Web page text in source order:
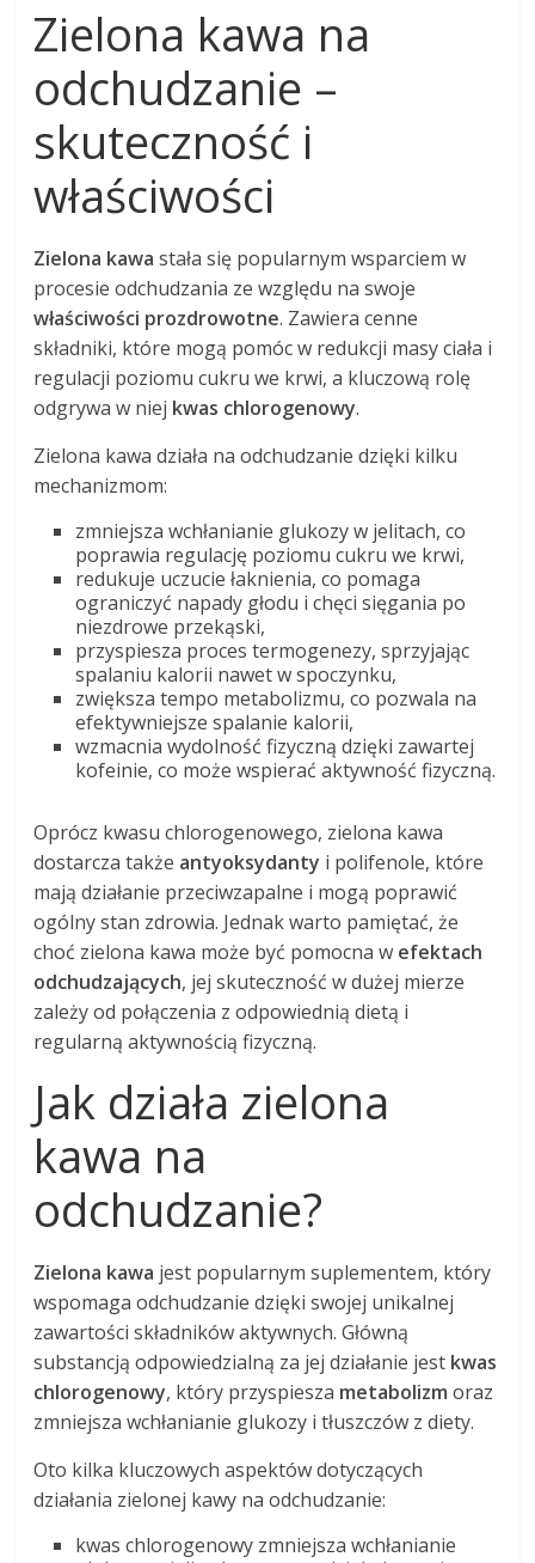
Zielona kawa na
odchudzanie –
skuteczność i
właściwości
Zielona kawa stała się popularnym wsparciem w
procesie odchudzania ze względu na swoje
właściwości prozdrowotne. Zawiera cenne
składniki, które mogą pomóc w redukcji masy ciała i
regulacji poziomu cukru we krwi, a kluczową rolę
odgrywa w niej kwas chlorogenowy.
Zielona kawa działa na odchudzanie dzięki kilku
mechanizmom:
zmniejsza wchłanianie glukozy w jelitach, co
poprawia regulację poziomu cukru we krwi,
redukuje uczucie łaknienia, co pomaga
ograniczyć napady głodu i chęci sięgania po
niezdrowe przekąski,
przyspiesza proces termogenezy, sprzyjając
spalaniu kalorii nawet w spoczynku,
zwiększa tempo metabolizmu, co pozwala na
efektywniejsze spalanie kalorii,
wzmacnia wydolność fizyczną dzięki zawartej
kofeinie, co może wspierać aktywność fizyczną.
Oprócz kwasu chlorogenowego, zielona kawa
dostarcza także antyoksydanty i polifenole, które
mają działanie przeciwzapalne i mogą poprawić
ogólny stan zdrowia. Jednak warto pamiętać, że
choć zielona kawa może być pomocna w efektach
odchudzających, jej skuteczność w dużej mierze
zależy od połączenia z odpowiednią dietą i
regularną aktywnością fizyczną.
Jak działa zielona
kawa na
odchudzanie?
Zielona kawa jest popularnym suplementem, który
wspomaga odchudzanie dzięki swojej unikalnej
zawartości składników aktywnych. Główną
substancją odpowiedzialną za jej działanie jest kwas
chlorogenowy, który przyspiesza metabolizm oraz
zmniejsza wchłanianie glukozy i tłuszczów z diety.
Oto kilka kluczowych aspektów dotyczących
działania zielonej kawy na odchudzanie:
kwas chlorogenowy zmniejsza wchłanianie